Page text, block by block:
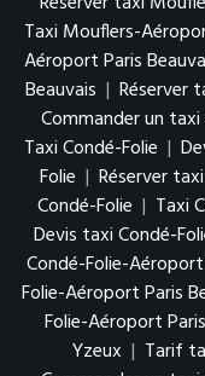
Taxi Mouflers-
Aéroport Paris
Beauvais | Réserver
Commander un
Taxi Condé-Folie |
Folie | Réserver
Condé-Folie | Taxi
Devis taxi Condé-
Condé-Folie-
Folie-Aéroport Paris
Folie-Aéroport
Yzeux | Tarif